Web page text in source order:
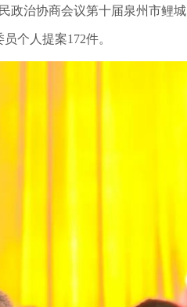
政治协商会议第十届泉州市鲤
个人提案172件。